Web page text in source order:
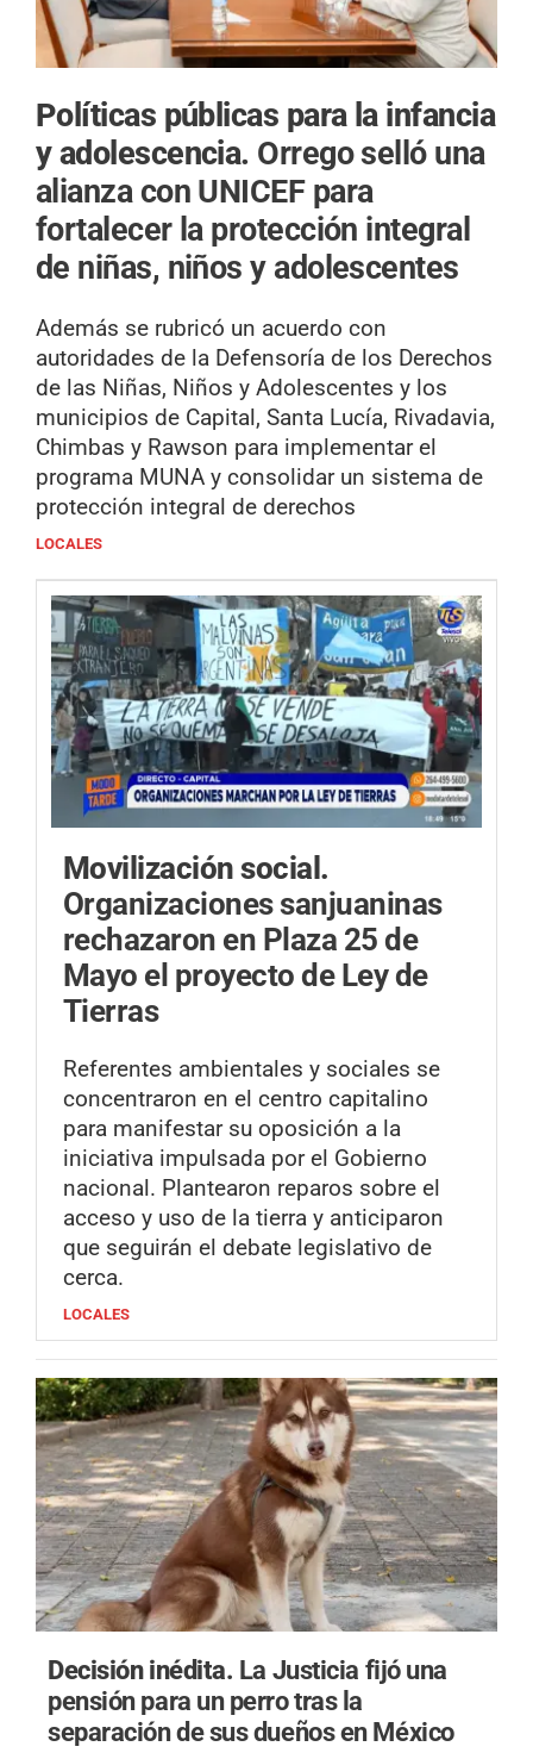
Políticas públicas para la infancia
y adolescencia. Orrego selló una
alianza con UNICEF para
fortalecer la protección integral
de niñas, niños y adolescentes
Además se rubricó un acuerdo con
autoridades de la Defensoría de los Derechos
de las Niñas, Niños y Adolescentes y los
municipios de Capital, Santa Lucía, Rivadavia,
Chimbas y Rawson para implementar el
programa MUNA y consolidar un sistema de
protección integral de derechos
LOCALES
Movilización social.
Organizaciones sanjuaninas
rechazaron en Plaza 25 de
Mayo el proyecto de Ley de
Tierras
Referentes ambientales y sociales se
concentraron en el centro capitalino
para manifestar su oposición a la
iniciativa impulsada por el Gobierno
nacional. Plantearon reparos sobre el
acceso y uso de la tierra y anticiparon
que seguirán el debate legislativo de
cerca.
LOCALES
Decisión inédita. La Justicia fijó una
pensión para un perro tras la
separación de sus dueños en México